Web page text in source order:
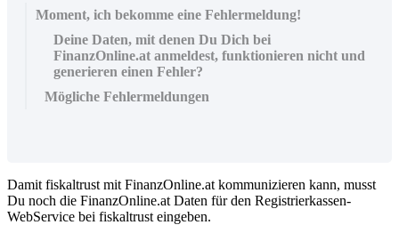
Moment, ich bekomme eine Fehlermeldung!
Deine Daten, mit denen Du Dich bei
FinanzOnline.at anmeldest, funktionieren nicht und
generieren einen Fehler?
Mögliche Fehlermeldungen
Damit fiskaltrust mit FinanzOnline.at kommunizieren kann, musst
Du noch die FinanzOnline.at Daten für den Registrierkassen-
WebService bei fiskaltrust eingeben.